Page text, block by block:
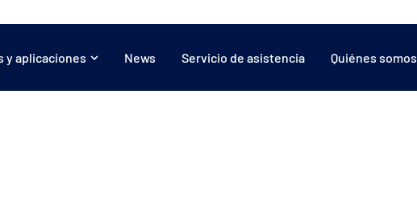
y aplicaciones News Servicio de asistencia Quiénes somos